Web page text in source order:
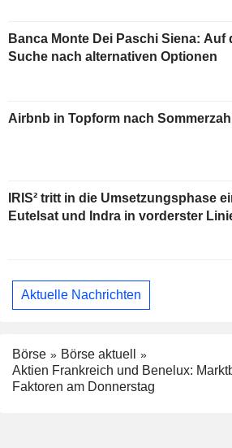
Banca Monte Dei Paschi Siena: Auf
Suche nach alternativen Optionen
Airbnb in Topform nach
IRIS² tritt in die Umsetzungsphase
Eutelsat und Indra in vorderster
Aktuelle Nachrichten
Börse
Börse aktuell
Aktien Frankreich und Benelux:
Faktoren am Donnerstag